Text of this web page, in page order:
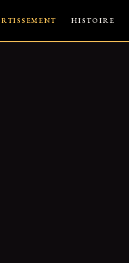
HISTOIRE